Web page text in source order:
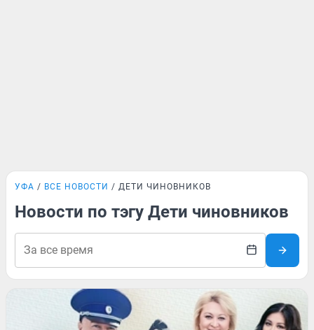
УФА ВСЕ НОВОСТИ ДЕТИ ЧИНОВНИКОВ
Новости по тэгу Дети чиновников